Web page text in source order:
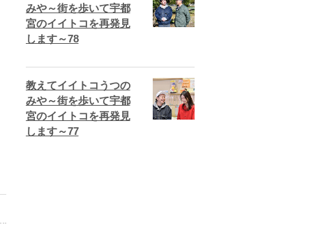
みや～街を歩いて宇都
宮のイイトコを再発見
します～78
教えてイイトコうつの
みや～街を歩いて宇都
宮のイイトコを再発見
します～77